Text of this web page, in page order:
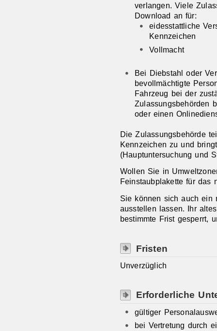
verlangen. Viele
Download an für:
eidesstattliche
Kennzeichen
Vollmacht
Bei Diebstahl oder
bevollmächtigte
Fahrzeug bei der
Zulassungsbehörden
oder einen
Die Zulassungsbehörde
Kennzeichen zu und
(Hauptuntersuchung und
Wollen Sie in
Feinstaubplakette für das
Sie können sich auch ein
ausstellen lassen. Ihr
bestimmte Frist gesperrt,
Fristen
Unverzüglich
Erforderliche
gültiger
bei Vertretung durch